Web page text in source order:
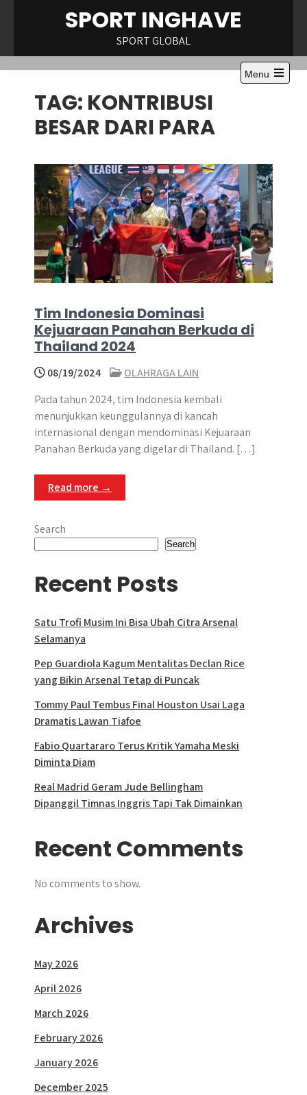
SPORT INGHAVE
SPORT GLOBAL
Menu
Open
TAG: KONTRIBUSI
BESAR DARI PARA
Tim Indonesia Dominasi
Kejuaraan Panahan Berkuda di
Thailand 2024
08/19/2024
OLAHRAGA LAIN
Pada tahun 2024, tim Indonesia kembali
menunjukkan keunggulannya di kancah
internasional dengan mendominasi Kejuaraan
Panahan Berkuda yang digelar di Thailand. […]
Read more →
Search
Search
Recent Posts
Satu Trofi Musim Ini Bisa Ubah Citra Arsenal
Selamanya
Pep Guardiola Kagum Mentalitas Declan Rice
yang Bikin Arsenal Tetap di Puncak
Tommy Paul Tembus Final Houston Usai Laga
Dramatis Lawan Tiafoe
Fabio Quartararo Terus Kritik Yamaha Meski
Diminta Diam
Real Madrid Geram Jude Bellingham
Dipanggil Timnas Inggris Tapi Tak Dimainkan
Recent Comments
No comments to show.
Archives
May 2026
April 2026
March 2026
February 2026
January 2026
December 2025